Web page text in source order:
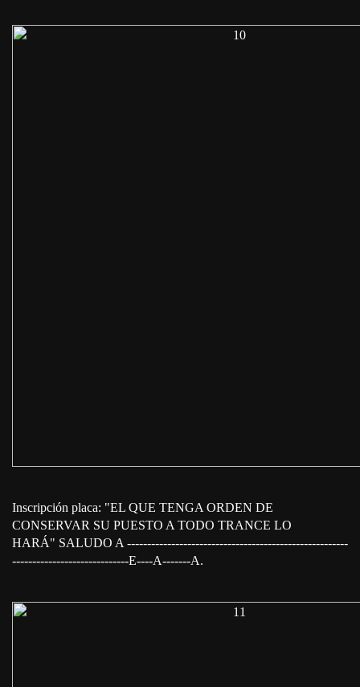
Inscripción placa: "EL QUE TENGA ORDEN DE
CONSERVAR SU PUESTO A TODO TRANCE LO
HARÁ" SALUDO A -------------------------------------------------------
-----------------------------E----A-------A.